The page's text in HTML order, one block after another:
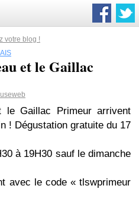
votre blog !
et le Gaillac
le Gaillac Primeur arrivent
! Dégustation gratuite du 17
à 19H30 sauf le dimanche
avec le code « tlswprimeur